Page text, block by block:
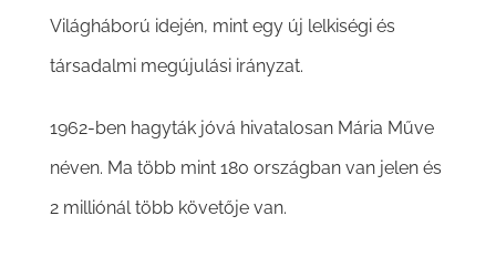
Kapcsolat
Világháború idején, mint egy új lelkiségi és
társadalmi megújulási irányzat.
1962-ben hagyták jóvá hivatalosan Mária Műve
néven. Ma több mint 180 országban van jelen és
2 milliónál több követője van.